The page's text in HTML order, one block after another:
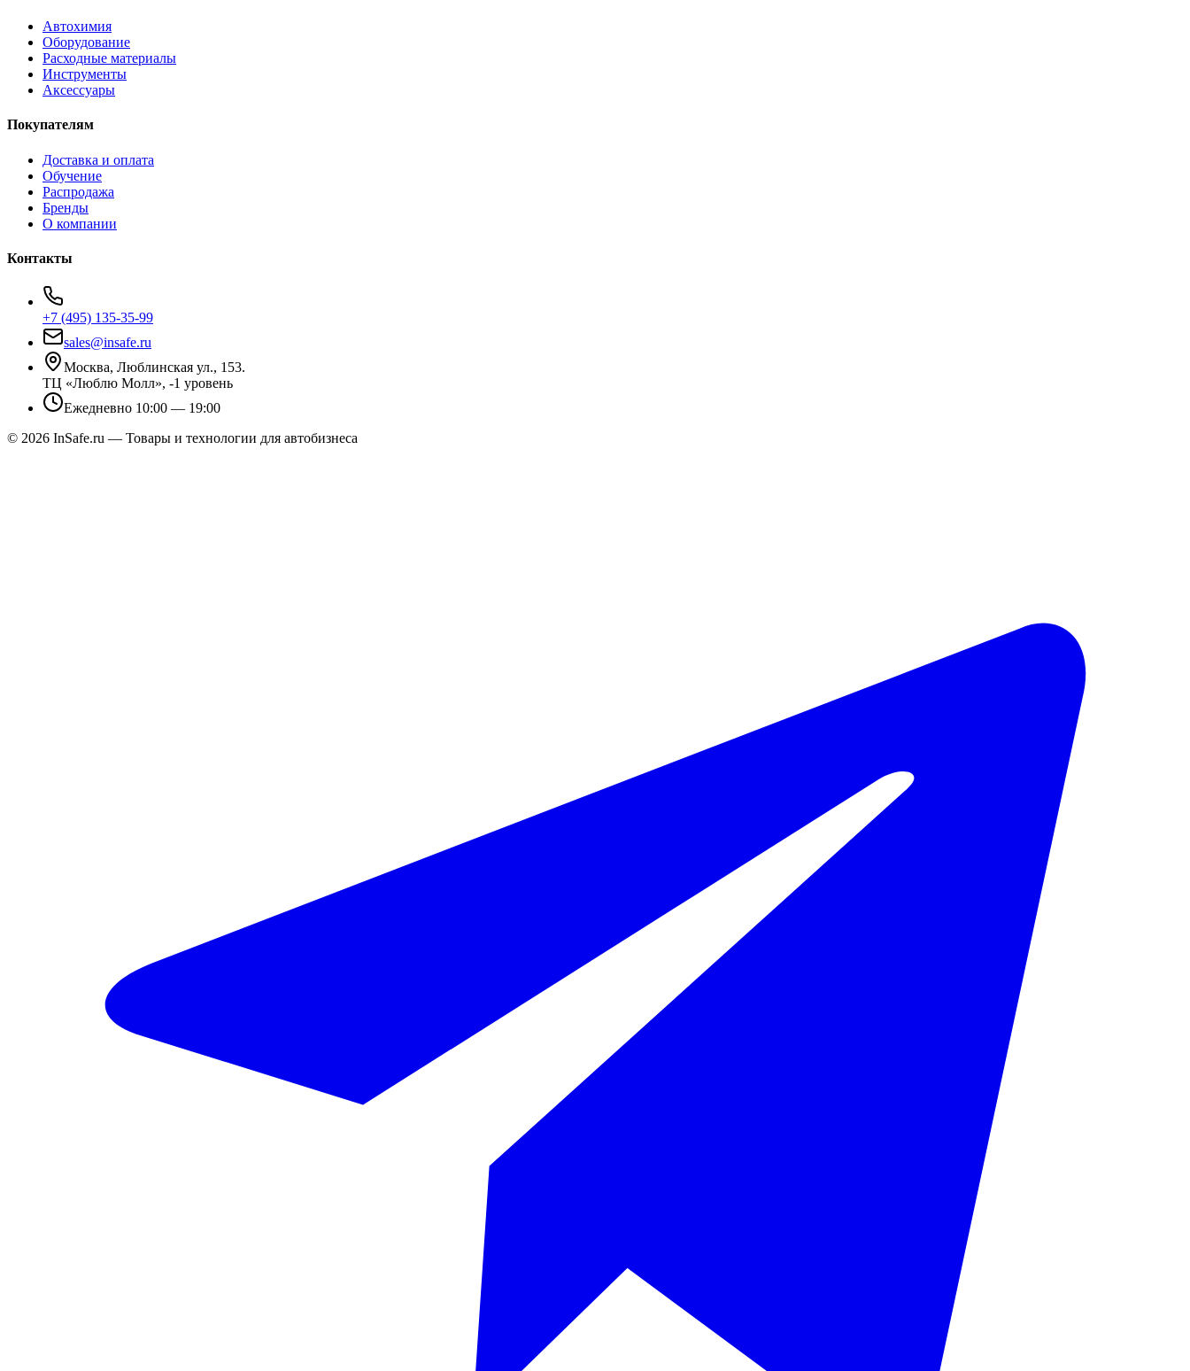
Автохимия
Оборудование
Расходные материалы
Инструменты
Аксессуары
Покупателям
Доставка и оплата
Обучение
Распродажа
Бренды
О компании
Контакты
+7 (495) 135-35-99
sales@insafe.ru
Москва, Люблинская ул., 153.
ТЦ «Люблю Молл», -1 уровень
Ежедневно 10:00 — 19:00
© 2026 InSafe.ru — Товары и технологии для автобизнеса